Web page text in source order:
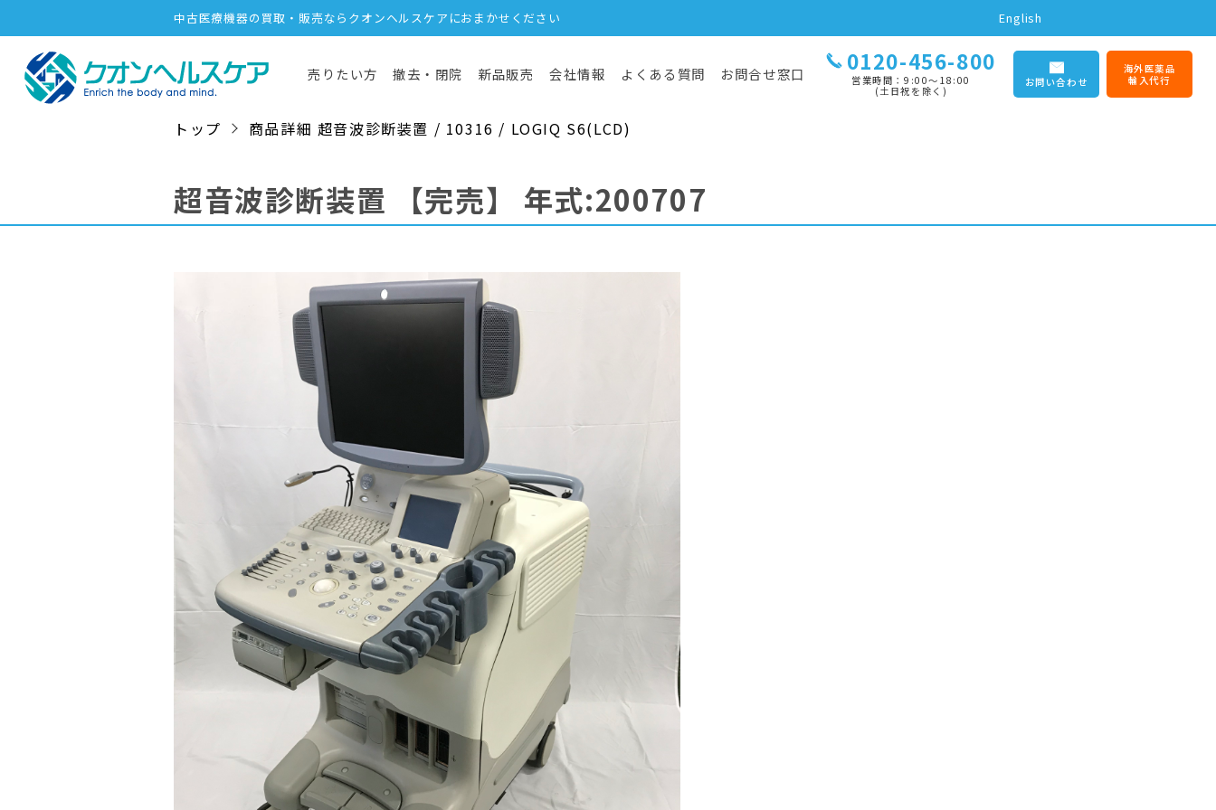
中古医療機器の買取・販売ならクオンヘルスケアにおまかせください English
売りたい方 撤去・閉院 新品販売 会社情報 よくある質問 お問合せ窓口 0120-456-800
営業時間：9:00〜18:00
(土日祝を除く)
お問い合わせ
海外医薬品
輸入代行
トップ 商品詳細 超音波診断装置 / 10316 / LOGIQ S6(LCD)
超音波診断装置 【完売】 年式:200707